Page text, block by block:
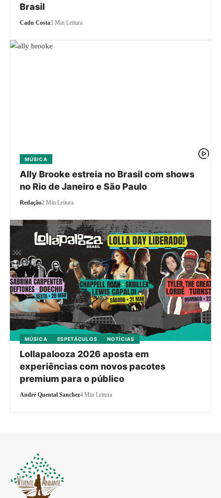
Brasil
Cadu Costa3 Min Leitura
MÚSICA
Ally Brooke estreia no Brasil com shows
no Rio de Janeiro e São Paulo
Redação2 Min Leitura
MÚSICA ESPETÁCULOS NOTÍCIAS
Lollapalooza 2026 aposta em
experiências com novos pacotes
premium para o público
André Quental Sanchez4 Min Leitura